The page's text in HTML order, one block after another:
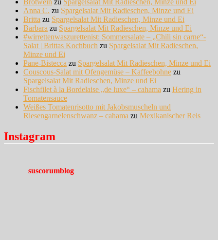
Brotwein zu Spargelsalat Mit Radieschen, Minze und Ei
Anna C. zu Spargelsalat Mit Radieschen, Minze und Ei
Britta zu Spargelsalat Mit Radieschen, Minze und Ei
Barbara zu Spargelsalat Mit Radieschen, Minze und Ei
#wirrettenwaszurettenist: Sommersalate – „Chili sin carne“-
Salat | Brittas Kochbuch zu Spargelsalat Mit Radieschen,
Minze und Ei
Pane-Bistecca zu Spargelsalat Mit Radieschen, Minze und Ei
Couscous-Salat mit Ofengemüse – Kaffeebohne zu
Spargelsalat Mit Radieschen, Minze und Ei
Fischfilet à la Bordelaise „de luxe“ – cahama zu Hering in
Tomatensauce
Weißes Tomatenrisotto mit Jakobsmuscheln und
Riesengarnelenschwanz – cahama zu Mexikanischer Reis
Instagram
suscorumblog